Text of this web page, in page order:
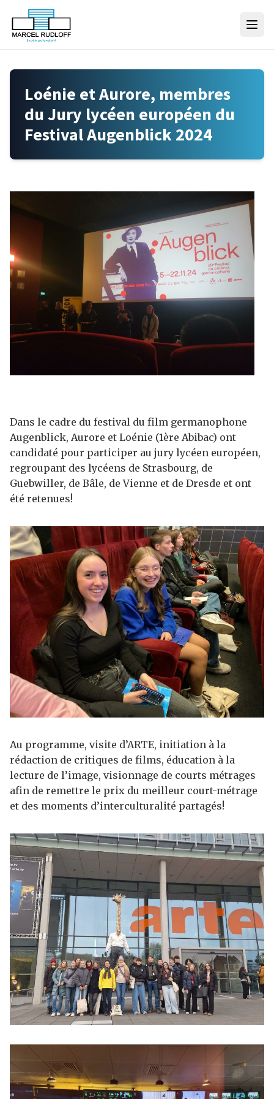
Skip to content
Loénie et Aurore, membres
du Jury lycéen européen du
Festival Augenblick 2024
Dans le cadre du festival du film germanophone
Augenblick, Aurore et Loénie (1ère Abibac) ont
candidaté pour participer au jury lycéen européen,
regroupant des lycéens de Strasbourg, de
Guebwiller, de Bâle, de Vienne et de Dresde et ont
été retenues!
Au programme, visite d’ARTE, initiation à la
rédaction de critiques de films, éducation à la
lecture de l’image, visionnage de courts métrages
afin de remettre le prix du meilleur court-métrage
et des moments d’interculturalité partagés!